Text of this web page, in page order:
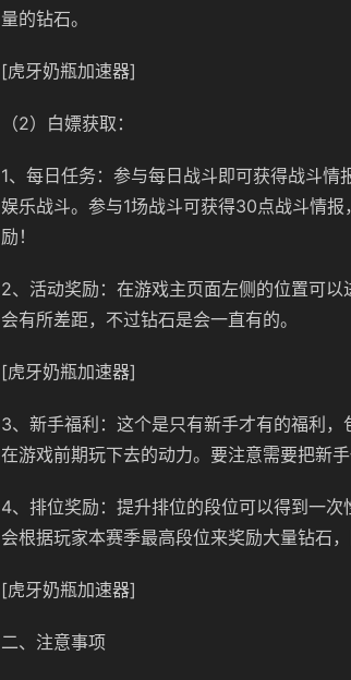
量的钻石。
[虎牙奶瓶加速器]
（2）白嫖获取：
1、每日任务：参与每日战斗即可获得战斗
娱乐战斗。参与1场战斗可获得30点战斗情
励！
2、活动奖励：在游戏主页面左侧的位置可
会有所差距，不过钻石是会一直有的。
[虎牙奶瓶加速器]
3、新手福利：这个是只有新手才有的福利
在游戏前期玩下去的动力。要注意需要把新手
4、排位奖励：提升排位的段位可以得到一
会根据玩家本赛季最高段位来奖励大量钻石，
[虎牙奶瓶加速器]
二、注意事项